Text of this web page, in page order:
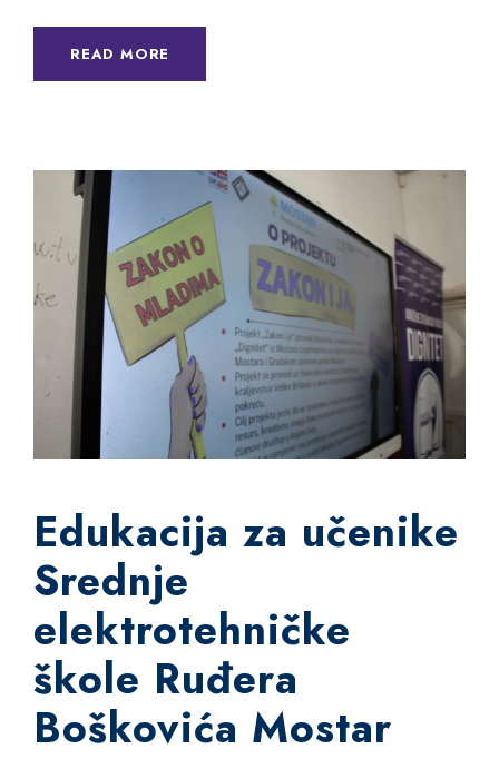
READ MORE
Edukacija za učenike
Srednje
elektrotehničke
škole Ruđera
Boškovića Mostar